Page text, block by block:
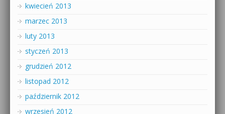
kwiecień 2013
marzec 2013
luty 2013
styczeń 2013
grudzień 2012
listopad 2012
październik 2012
wrzesień 2012